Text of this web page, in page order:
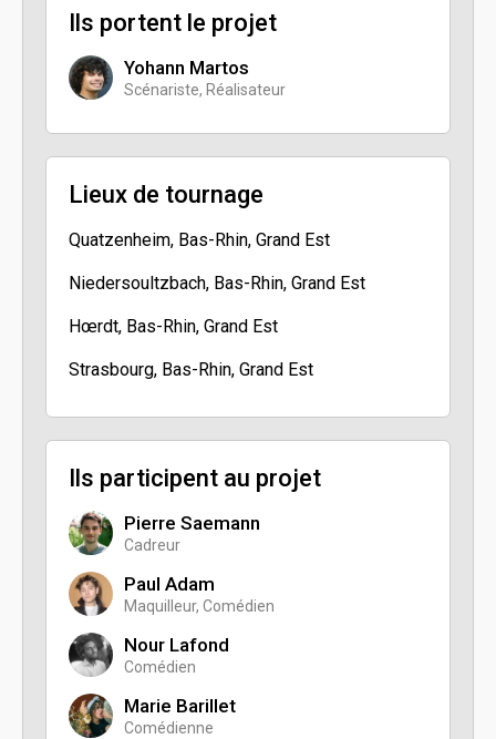
Ils portent le projet
Yohann Martos
Scénariste, Réalisateur
Lieux de tournage
Quatzenheim, Bas-Rhin, Grand Est
Niedersoultzbach, Bas-Rhin, Grand Est
Hœrdt, Bas-Rhin, Grand Est
Strasbourg, Bas-Rhin, Grand Est
Ils participent au projet
Pierre Saemann
Cadreur
Paul Adam
Maquilleur, Comédien
Nour Lafond
Comédien
Marie Barillet
Comédienne